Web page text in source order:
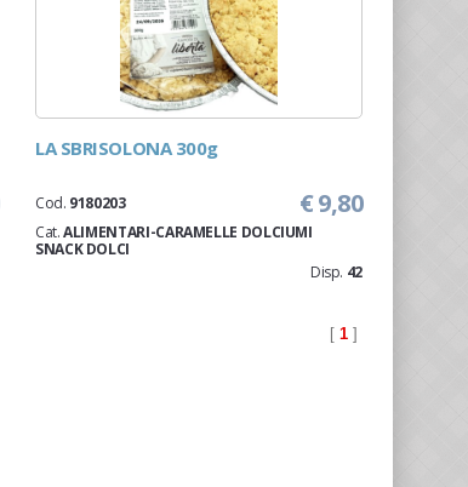
LA SBRISOLONA 300g
€ 9,80
Cod. 9180203
Cat.ALIMENTARI-CARAMELLE DOLCIUMI
SNACK DOLCI
Disp. 42
[ 1 ]